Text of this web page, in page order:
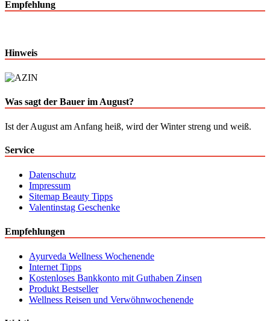
Empfehlung
Hinweis
Was sagt der Bauer im August?
Ist der August am Anfang heiß, wird der Winter streng und weiß.
Service
Datenschutz
Impressum
Sitemap Beauty Tipps
Valentinstag Geschenke
Empfehlungen
Ayurveda Wellness Wochenende
Internet Tipps
Kostenloses Bankkonto mit Guthaben Zinsen
Produkt Bestseller
Wellness Reisen und Verwöhnwochenende